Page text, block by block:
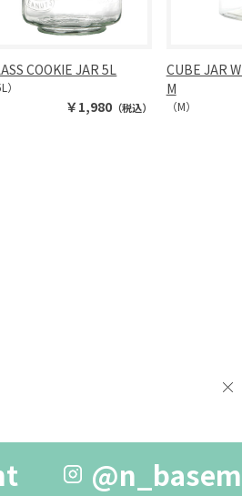
COOKIE JAR 5L
）
￥1,980（税込）
CUBE JAR
M
（M）